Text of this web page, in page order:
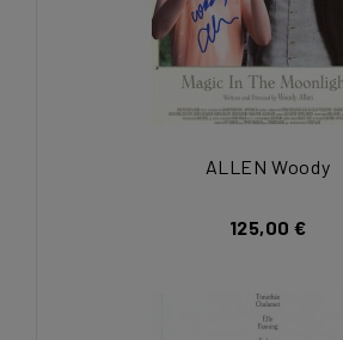
ALLEN Woody
125,00 €